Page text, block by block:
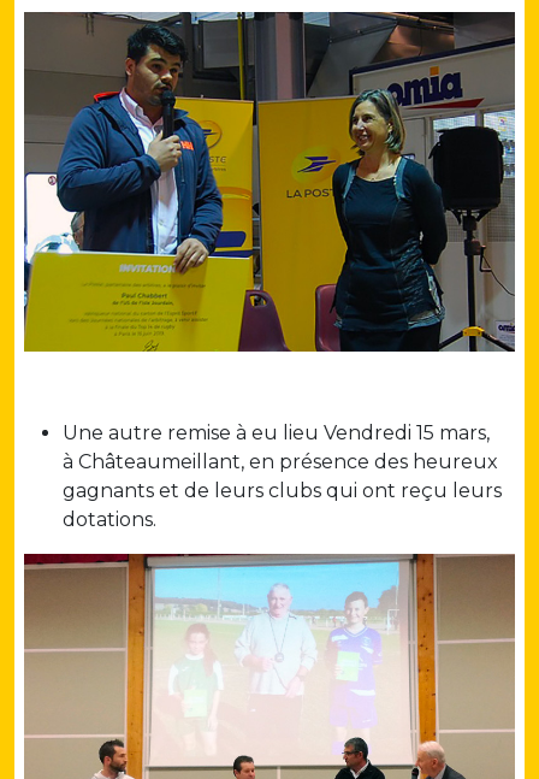
Une autre remise à eu lieu Vendredi 15 mars,
à Châteaumeillant, en présence des heureux
gagnants et de leurs clubs qui ont reçu leurs
dotations.